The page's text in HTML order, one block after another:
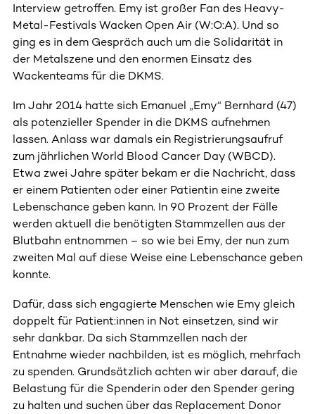
Interview getroffen. Emy ist großer Fan des Heavy-
Metal-Festivals Wacken Open Air (W:O:A). Und so
ging es in dem Gespräch auch um die Solidarität in
der Metalszene und den enormen Einsatz des
Wackenteams für die DKMS.
Im Jahr 2014 hatte sich Emanuel „Emy“ Bernhard (47)
als potenzieller Spender in die DKMS aufnehmen
lassen. Anlass war damals ein Registrierungsaufruf
zum jährlichen World Blood Cancer Day (WBCD).
Etwa zwei Jahre später bekam er die Nachricht, dass
er einem Patienten oder einer Patientin eine zweite
Lebenschance geben kann. In 90 Prozent der Fälle
werden aktuell die benötigten Stammzellen aus der
Blutbahn entnommen – so wie bei Emy, der nun zum
zweiten Mal auf diese Weise eine Lebenschance geben
konnte.
Dafür, dass sich engagierte Menschen wie Emy gleich
doppelt für Patient:innen in Not einsetzen, sind wir
sehr dankbar. Da sich Stammzellen nach der
Entnahme wieder nachbilden, ist es möglich, mehrfach
zu spenden. Grundsätzlich achten wir aber darauf, die
Belastung für die Spenderin oder den Spender gering
zu halten und suchen über das Replacement Donor